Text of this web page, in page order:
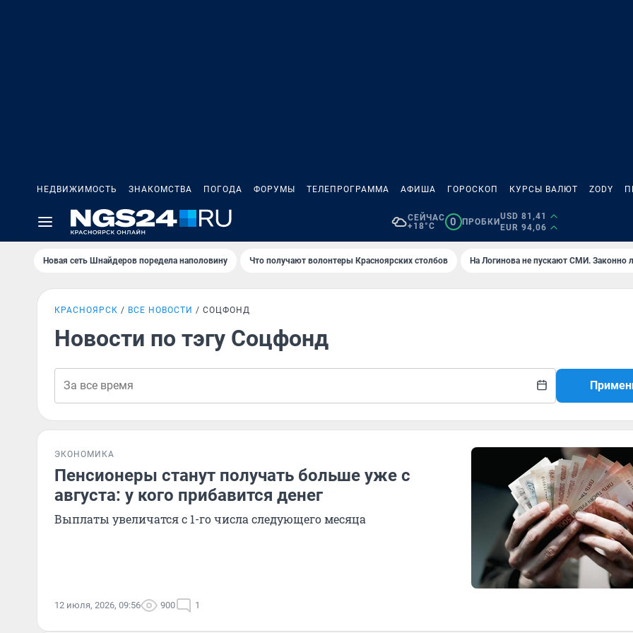
НЕДВИЖИМОСТЬ ЗНАКОМСТВА ПОГОДА ФОРУМЫ ТЕЛЕПРОГРАММА АФИША ГОРОСКОП КУРСЫ ВАЛЮТ ZODY
СЕЙЧАС
+18°C
0 ПРОБКИ
USD 81,41
EUR 94,06
Новая сеть Шнайдеров поредела наполовину Что получают волонтеры Красноярских столбов На Логинова не пускают СМИ. Законно
КРАСНОЯРСК ВСЕ НОВОСТИ СОЦФОНД
Новости по тэгу Соцфонд
ЭКОНОМИКА
Пенсионеры станут получать больше уже с
августа: у кого прибавится денег
Выплаты увеличатся с 1-го числа следующего месяца
12 июля, 2026, 09:56 900 1